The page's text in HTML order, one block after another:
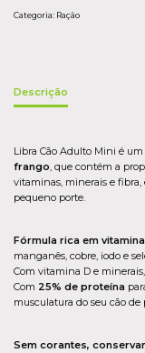
Categoria: Ração
Descrição
Libra Cão Adulto Mini é
frango, que contém a
vitaminas, minerais e
pequeno porte.
Fórmula rica em
manganês, cobre, iodo e
Com vitamina D e
Com 25% de proteína
musculatura do seu cão de
Sem corantes,